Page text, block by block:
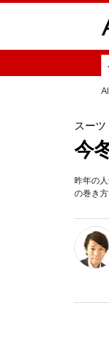
スーツ
今
昨年の
の巻き